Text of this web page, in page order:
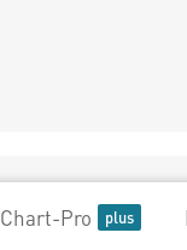
Chart-Pro